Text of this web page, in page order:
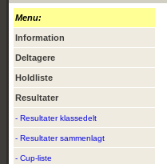
Menu:
Information
Deltagere
Holdliste
Resultater
- Resultater klassedelt
- Resultater sammenlagt
- Cup-liste